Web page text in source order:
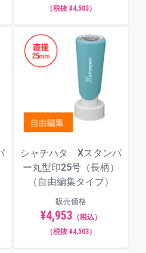
（税抜 ¥4,503）
シャチハタ Xスタンパ
ー丸型印25号（長柄）
（自由編集タイプ）
販売価格
¥4,953 （税込）
（税抜 ¥4,503）